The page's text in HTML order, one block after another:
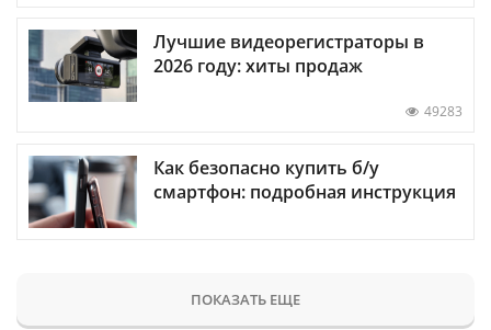
Лучшие видеорегистраторы в
2026 году: хиты продаж
49283
Как безопасно купить б/у
смартфон: подробная инструкция
ПОКАЗАТЬ ЕЩЕ